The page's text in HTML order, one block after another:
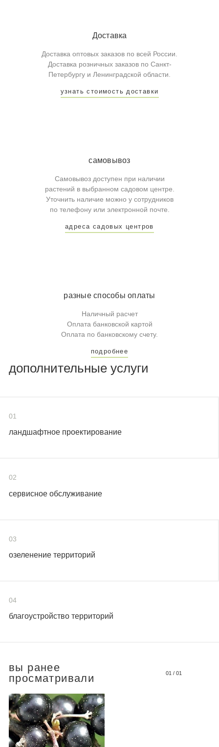
Доставка
Доставка оптовых заказов по всей России.
Доставка розничных заказов по Санкт-
Петербургу и Ленинградской области.
узнать стоимость доставки
самовывоз
Самовывоз доступен при наличии
растений в выбранном садовом центре.
Уточнить наличие можно у сотрудников
по телефону или электронной почте.
адреса садовых центров
разные способы оплаты
Наличный расчет
Оплата банковской картой
Оплата по банковскому счету.
подробнее
дополнительные услуги
01
ландшафтное проектирование
02
сервисное обслуживание
03
озеленение территорий
04
благоустройство территорий
вы ранее
просматривали
01 / 01